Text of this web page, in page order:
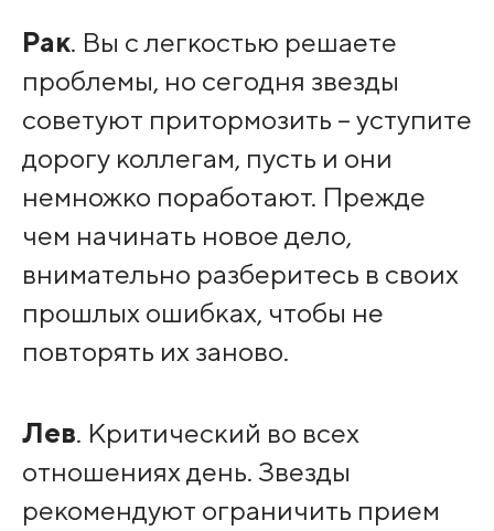
Рак. Вы с легкостью решаете
проблемы, но сегодня звезды
советуют притормозить – уступите
дорогу коллегам, пусть и они
немножко поработают. Прежде
чем начинать новое дело,
внимательно разберитесь в своих
прошлых ошибках, чтобы не
повторять их заново.
Лев. Критический во всех
отношениях день. Звезды
рекомендуют ограничить прием